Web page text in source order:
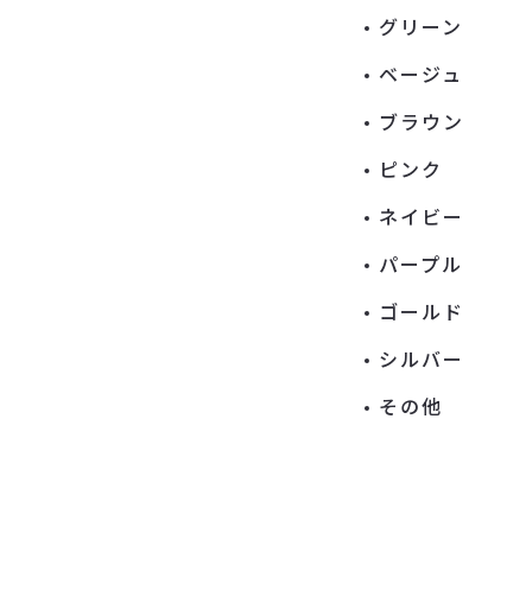
グリーン
ベージュ
ブラウン
ピンク
ネイビー
パープル
ゴールド
シルバー
その他